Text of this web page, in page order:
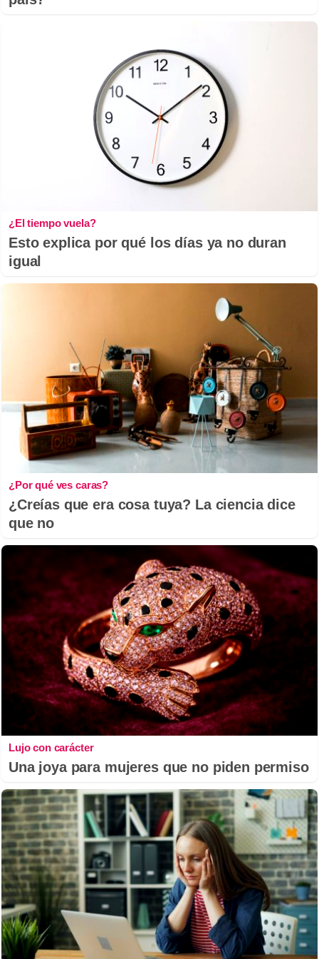
¿El tiempo vuela?
Esto explica por qué los días ya no duran
igual
¿Por qué ves caras?
¿Creías que era cosa tuya? La ciencia dice
que no
Lujo con carácter
Una joya para mujeres que no piden permiso